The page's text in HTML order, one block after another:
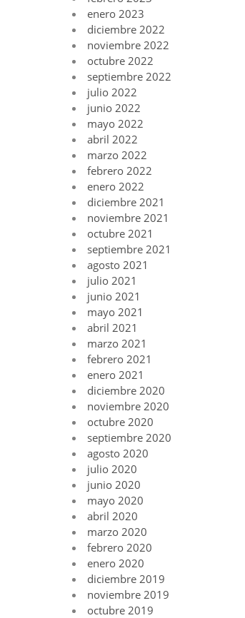
enero 2023
diciembre 2022
noviembre 2022
octubre 2022
septiembre 2022
julio 2022
junio 2022
mayo 2022
abril 2022
marzo 2022
febrero 2022
enero 2022
diciembre 2021
noviembre 2021
octubre 2021
septiembre 2021
agosto 2021
julio 2021
junio 2021
mayo 2021
abril 2021
marzo 2021
febrero 2021
enero 2021
diciembre 2020
noviembre 2020
octubre 2020
septiembre 2020
agosto 2020
julio 2020
junio 2020
mayo 2020
abril 2020
marzo 2020
febrero 2020
enero 2020
diciembre 2019
noviembre 2019
octubre 2019